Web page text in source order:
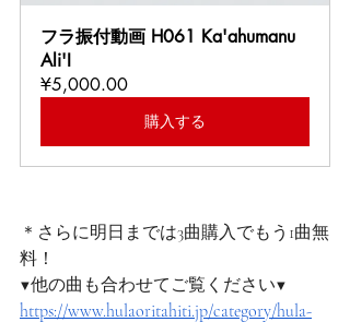
フラ振付動画 H061 Ka'ahumanu
Ali'I
¥5,000.00
購入する
＊さらに明日までは3曲購入でもう1曲無
料！
▼他の曲も合わせてご覧ください▼
https://www.hulaoritahiti.jp/category/hula-